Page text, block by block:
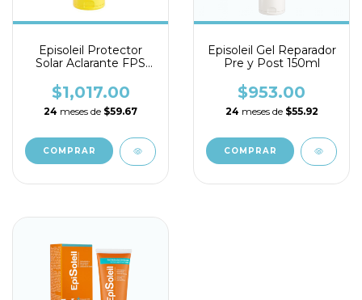
Episoleil Protector
Solar Aclarante FPS
$1,017.00
24 meses de $59.67
Episoleil Gel Reparador
Pre y Post 150ml
$953.00
24 meses de $55.92